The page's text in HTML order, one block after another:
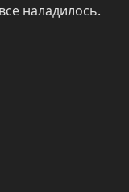
наладилось.